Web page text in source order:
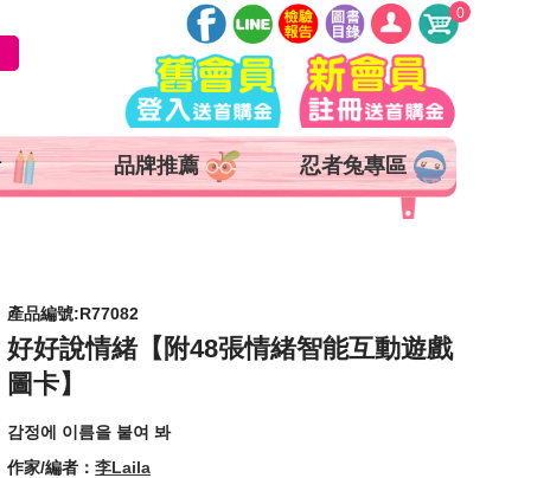
0
登入
註冊
會員中心
查詢訂單
追蹤清單
品牌推薦 忍者兔專區
產品編號:R77082
好好說情緒【附48張情緒智能互動遊戲
圖卡】
감정에 이름을 붙여 봐
作家/編者：李Laila